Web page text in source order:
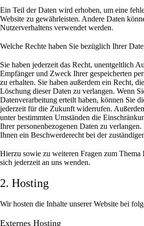
Ein Teil der Daten wird erhoben, um eine
Website zu gewährleisten. Andere Daten
Nutzerverhaltens verwendet werden.
Welche Rechte haben Sie bezüglich Ihrer
Sie haben jederzeit das Recht, unentgeltlich
Empfänger und Zweck Ihrer gespeicherten
zu erhalten. Sie haben außerdem ein Recht,
Löschung dieser Daten zu verlangen. Wenn
Datenverarbeitung erteilt haben, können Sie
jederzeit für die Zukunft widerrufen.
unter bestimmten Umständen die
Ihrer personenbezogenen Daten zu verlangen.
Ihnen ein Beschwerderecht bei der
Hierzu sowie zu weiteren Fragen zum Thema
sich jederzeit an uns wenden.
2. Hosting
Wir hosten die Inhalte unserer Website bei
Externes Hosting